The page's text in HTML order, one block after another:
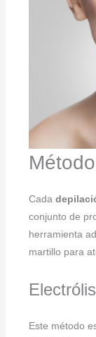
Cada
conjunto de
herramienta
martillo para
Este método